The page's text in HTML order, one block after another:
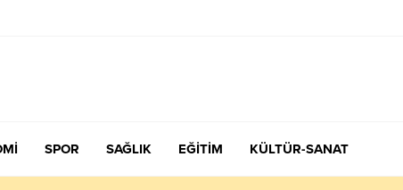
SPOR SAĞLIK EĞİTİM KÜLTÜR-SANAT